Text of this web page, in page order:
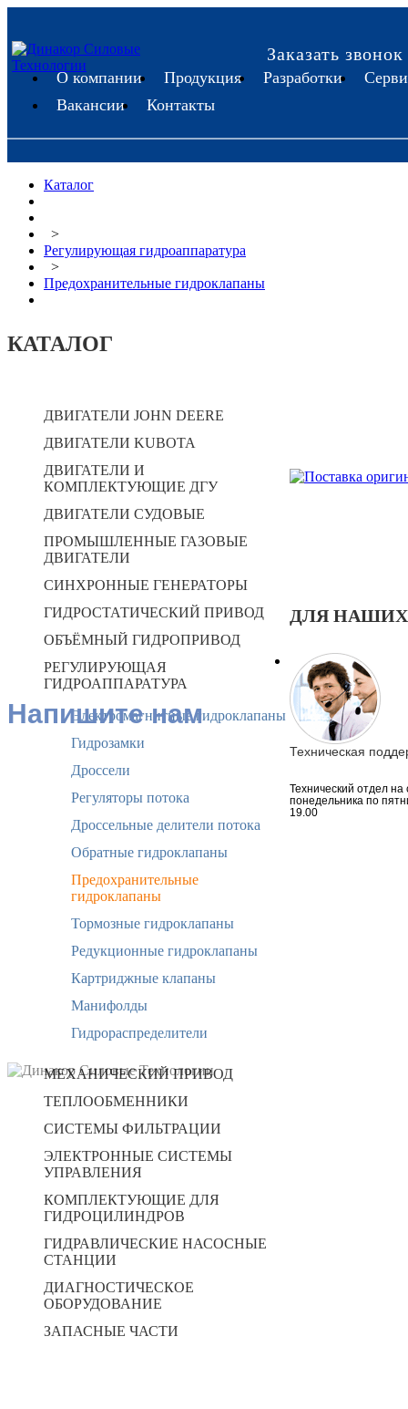
Заказать звонок
О компании Продукция Разработки
Вакансии
Контакты
Каталог
>
Регулирующая гидроаппаратура
>
Предохранительные гидроклапаны
КАТАЛОГ
ДВИГАТЕЛИ JOHN DEERE
ДВИГАТЕЛИ KUBOTA
ДВИГАТЕЛИ И
КОМПЛЕКТУЮЩИЕ ДГУ
ДВИГАТЕЛИ СУДОВЫЕ
ПРОМЫШЛЕННЫЕ ГАЗОВЫЕ
ДВИГАТЕЛИ
СИНХРОННЫЕ ГЕНЕРАТОРЫ
ГИДРОСТАТИЧЕСКИЙ ПРИВОД
ОБЪЁМНЫЙ ГИДРОПРИВОД
РЕГУЛИРУЮЩАЯ
ГИДРОАППАРАТУРА
Электромагнитные гидроклапаны
Гидрозамки
Дроссели
Регуляторы потока
Дроссельные делители потока
Обратные гидроклапаны
Предохранительные
гидроклапаны
Тормозные гидроклапаны
Редукционные гидроклапаны
Картриджные клапаны
Манифолды
Гидрораспределители
МЕХАНИЧЕСКИЙ ПРИВОД
ТЕПЛООБМЕННИКИ
СИСТЕМЫ ФИЛЬТРАЦИИ
ЭЛЕКТРОННЫЕ СИСТЕМЫ
УПРАВЛЕНИЯ
КОМПЛЕКТУЮЩИЕ ДЛЯ
ГИДРОЦИЛИНДРОВ
ГИДРАВЛИЧЕСКИЕ НАСОСНЫЕ
СТАНЦИИ
ДИАГНОСТИЧЕСКОЕ
ОБОРУДОВАНИЕ
ЗАПАСНЫЕ ЧАСТИ
ДЛЯ
Техническая
Технический отдел на
понедельника по
19.00
Напишите нам